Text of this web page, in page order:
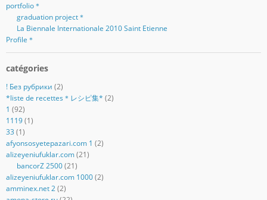
portfolio＊
graduation project＊
La Biennale Internationale 2010 Saint Etienne
Profile＊
catégories
! Без рубрики (2)
*liste de recettes＊レシピ集* (2)
1 (92)
1119(1)
33 (1)
afyonsosyetepazari.com 1 (2)
alizeyeniufuklar.com(21)
bancorZ 2500(21)
alizeyeniufuklar.com 1000(2)
amminex.net 2(2)